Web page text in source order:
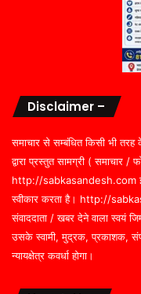
Disclaimer –
समाचार से सम्बंधित किसी भी
द्वारा प्रस्तुत सामग्री ( समाचार /
http://sabkasandesh.com इस
स्वीकार करता है। http://
संवाददाता / खबर देने वाला स्वयं
उसके स्वामी, मुद्रक, प्रकाशक,
न्यायक्षेत्र कवर्धा होगा।